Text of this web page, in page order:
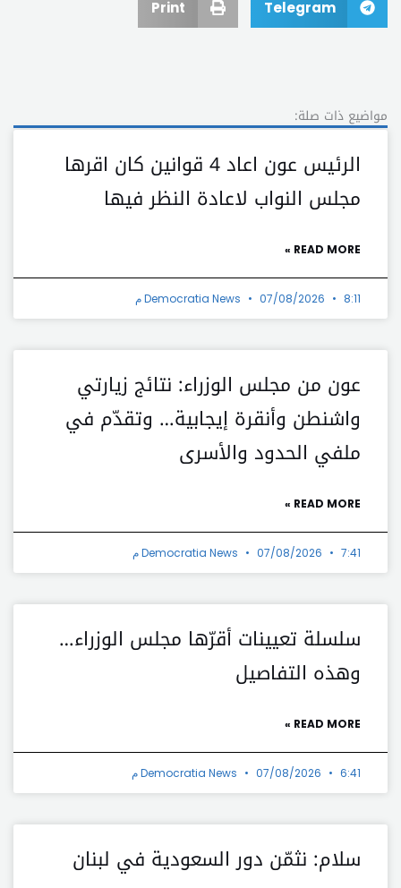
Telegram
Print
مواضيع ذات صلة:
الرئيس عون اعاد 4 قوانين كان اقرها
مجلس النواب لاعادة النظر فيها
READ MORE »
Democratia News 07/08/2026 8:11 م
عون من مجلس الوزراء: نتائج زيارتي
واشنطن وأنقرة إيجابية… وتقدّم في
ملفي الحدود والأسرى
READ MORE »
Democratia News 07/08/2026 7:41 م
سلسلة تعيينات أقرّها مجلس الوزراء…
وهذه التفاصيل
READ MORE »
Democratia News 07/08/2026 6:41 م
سلام: نثمّن دور السعودية في لبنان